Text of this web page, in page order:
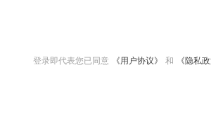
登录即代表您已同意 《用户协议》 和 《隐私